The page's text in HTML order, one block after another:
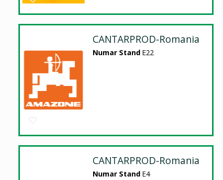
CANTARPROD-Romania
Numar Stand E22
CANTARPROD-Romania
Numar Stand E4